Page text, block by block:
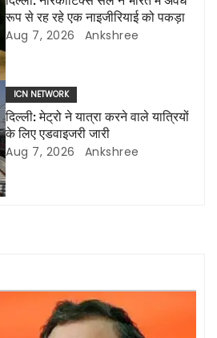
रूप से रह रहे एक नाइजीरियाई को पकड़ा
Aug 7, 2026 Ankshree
ICN NETWORK
दिल्ली: मेट्रो ने यात्रा करने वाले यात्रियों
के लिए एडवाइजरी जारी
Aug 7, 2026 Ankshree